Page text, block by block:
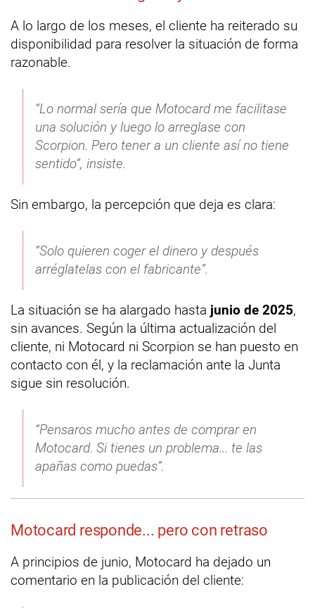
A lo largo de los meses, el cliente ha reiterado su
disponibilidad para resolver la situación de forma
razonable.
“Lo normal sería que Motocard me facilitase
una solución y luego lo arreglase con
Scorpion. Pero tener a un cliente así no tiene
sentido”, insiste.
Sin embargo, la percepción que deja es clara:
“Solo quieren coger el dinero y después
arréglatelas con el fabricante”.
La situación se ha alargado hasta junio de 2025,
sin avances. Según la última actualización del
cliente, ni Motocard ni Scorpion se han puesto en
contacto con él, y la reclamación ante la Junta
sigue sin resolución.
“Pensaros mucho antes de comprar en
Motocard. Si tienes un problema... te las
apañas como puedas”.
Motocard responde... pero con retraso
A principios de junio, Motocard ha dejado un
comentario en la publicación del cliente: